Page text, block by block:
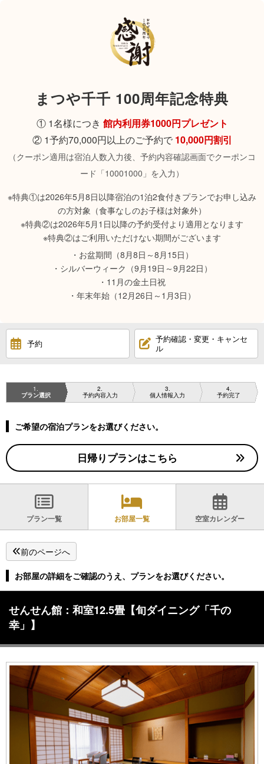
まつや千千 100周年記念特典
① 1名様につき 館内利用券1000円プレゼント
② 1予約70,000円以上のご予約で 10,000円割引
（クーポン適用は宿泊人数入力後、予約内容確認画面でクーポンコ
ード「10001000」を入力）
※特典①は2026年5月8日以降宿泊の1泊2食付きプランでお申し込み
の方対象（食事なしのお子様は対象外）
※特典②は2026年5月1日以降の予約受付より適用となります
※特典②はご利用いただけない期間がございます
・お盆期間（8月8日～8月15日）
・シルバーウィーク（9月19日～9月22日）
・11月の金土日祝
・年末年始（12月26日～1月3日）
予約
予約確認・変更・キャンセ
ル
1
プラン選択
2
予約内容入力
3
個人情報入力
4
予約完了
ご希望の宿泊プランをお選びください。
日帰りプランはこちら
プラン一覧 お部屋一覧 空室カレンダー
前のページへ
お部屋の詳細をご確認のうえ、プランをお選びください。
せんせん館：和室12.5畳【旬ダイニング「千の
幸」】